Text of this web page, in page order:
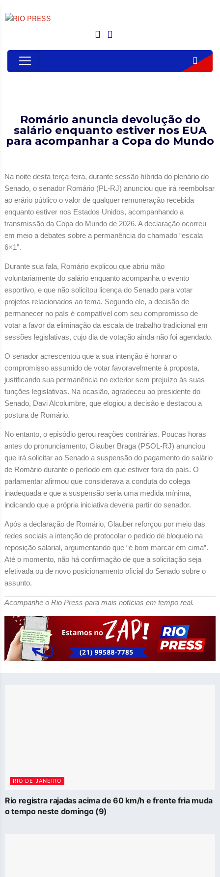
Romário anuncia devolução do
salário enquanto estiver nos EUA
para acompanhar a Copa do Mundo
Na noite desta terça-feira, durante sessão híbrida do plenário do
Senado, o senador Romário (PL-RJ) anunciou que irá reembolsar
ao erário público o valor de qualquer remuneração recebida
enquanto estiver nos Estados Unidos, acompanhando a
transmissão da Copa do Mundo de 2026. A declaração ocorreu
em meio a debates sobre a permanência do chamado “escala
6×1”.
Durante sua fala, Romário explicou que abriu mão
voluntariamente do salário enquanto acompanha o evento
esportivo, e que não solicitou licença do Senado para votar
projetos relacionados ao tema. Segundo ele, a decisão de
permanecer no país é compatível com seu compromisso de
votar a favor da eliminação da escala de trabalho tradicional em
sessões legislativas, cujo dia de votação ainda não foi agendado.
O senador acrescentou que a sua intenção é honrar o
compromisso assumido de votar favoravelmente à proposta,
justificando sua permanência no exterior sem prejuízo às suas
funções legislativas. Na ocasião, agradeceu ao presidente do
Senado, Davi Alcolumbre, que elogiou a decisão e destacou a
postura de Romário.
No entanto, o episódio gerou reações contrárias. Poucas horas
antes do pronunciamento, Glauber Braga (PSOL-RJ) anunciou
que irá solicitar ao Senado a suspensão do pagamento do salário
de Romário durante o período em que estiver fora do país. O
parlamentar afirmou que considerava a conduta do colega
inadequada e que a suspensão seria uma medida mínima,
indicando que a própria iniciativa deveria partir do senador.
Após a declaração de Romário, Glauber reforçou por meio das
redes sociais a intenção de protocolar o pedido de bloqueio na
reposição salarial, argumentando que “é bom marcar em cima”.
Até o momento, não há confirmação de que a solicitação seja
efetivada ou de novo posicionamento oficial do Senado sobre o
assunto.
Acompanhe o Rio Press para mais notícias em tempo real.
RIO DE JANEIRO
Rio registra rajadas acima de 60 km/h e frente fria muda
o tempo neste domingo (9)